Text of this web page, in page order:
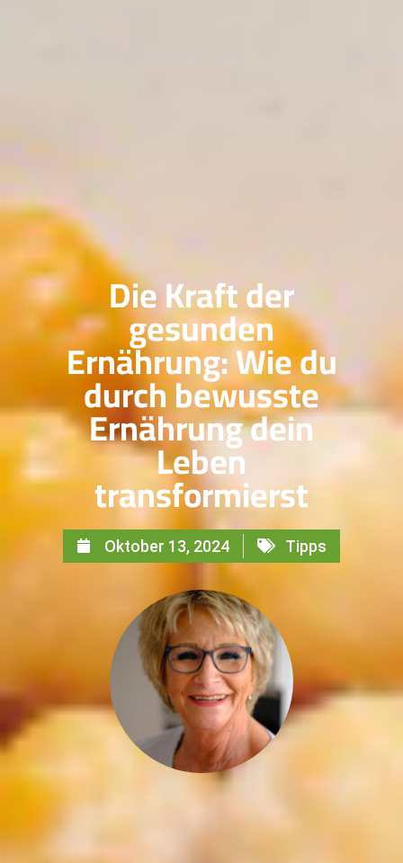
Die Kraft der
gesunden
Ernährung: Wie du
durch bewusste
Ernährung dein
Leben
transformierst
Oktober 13, 2024 Tipps